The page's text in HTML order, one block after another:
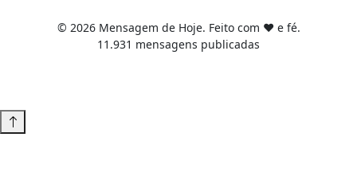
© 2026 Mensagem de Hoje. Feito com ❤️ e fé.
11.931 mensagens publicadas